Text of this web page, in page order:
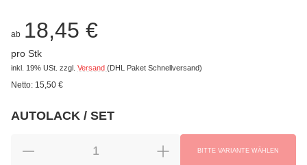
ab 18,45 €
pro Stk
inkl. 19% USt. zzgl. Versand (DHL Paket Schnellversand)
Netto: 15,50 €
AUTOLACK / SET
BITTE VARIANTE WÄHLEN